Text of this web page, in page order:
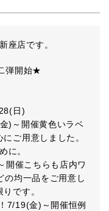
座店です。
弾開始★
日)
)～開催黄色いラベ
ご用意しました。
に。
開催こちらも店内ワ
均一品をご用意し
です。
7/19(金)～開催恒例